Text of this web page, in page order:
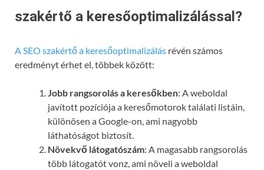
szakértő a keresőoptimalizálással?
A SEO szakértő a keresőoptimalizálás révén számos
eredményt érhet el, többek között:
Jobb rangsorolás a keresőkben: A weboldal
javított pozíciója a keresőmotorok találati listáin,
különösen a Google-on, ami nagyobb
láthatóságot biztosít.
Növekvő látogatószám: A magasabb rangsorolás
több látogatót vonz, ami növeli a weboldal